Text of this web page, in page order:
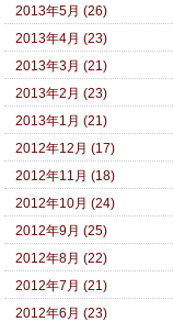
2013年5月 (26)
2013年4月 (23)
2013年3月 (21)
2013年2月 (23)
2013年1月 (21)
2012年12月 (17)
2012年11月 (18)
2012年10月 (24)
2012年9月 (25)
2012年8月 (22)
2012年7月 (21)
2012年6月 (23)